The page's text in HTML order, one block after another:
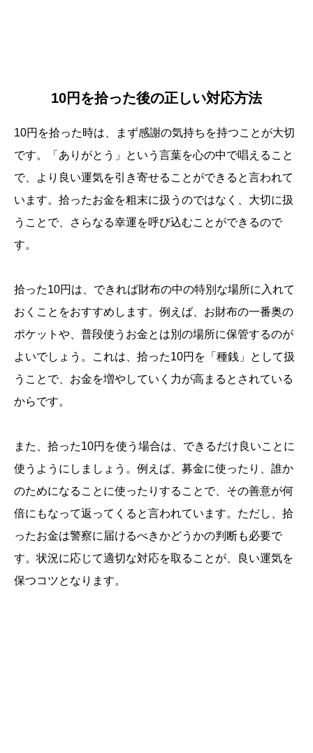
10円を拾った後の正しい対応方法
10円を拾った時は、まず感謝の気持ちを持つことが大切
です。「ありがとう」という言葉を心の中で唱えること
で、より良い運気を引き寄せることができると言われて
います。拾ったお金を粗末に扱うのではなく、大切に扱
うことで、さらなる幸運を呼び込むことができるので
す。
拾った10円は、できれば財布の中の特別な場所に入れて
おくことをおすすめします。例えば、お財布の一番奥の
ポケットや、普段使うお金とは別の場所に保管するのが
よいでしょう。これは、拾った10円を「種銭」として扱
うことで、お金を増やしていく力が高まるとされている
からです。
また、拾った10円を使う場合は、できるだけ良いことに
使うようにしましょう。例えば、募金に使ったり、誰か
のためになることに使ったりすることで、その善意が何
倍にもなって返ってくると言われています。ただし、拾
ったお金は警察に届けるべきかどうかの判断も必要で
す。状況に応じて適切な対応を取ることが、良い運気を
保つコツとなります。